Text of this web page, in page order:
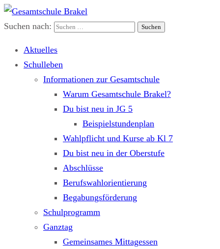
Gesamtschule Brakel
Gemeinsam.Erfolgreich.Bewegt.
Suchen nach:
Aktuelles
Schulleben
Informationen zur Gesamtschule
Warum Gesamtschule Brakel?
Du bist neu in JG 5
Beispielstundenplan
Wahlpflicht und Kurse ab Kl 7
Du bist neu in der Oberstufe
Abschlüsse
Berufswahlorientierung
Begabungsförderung
Schulprogramm
Ganztag
Gemeinsames Mittagessen